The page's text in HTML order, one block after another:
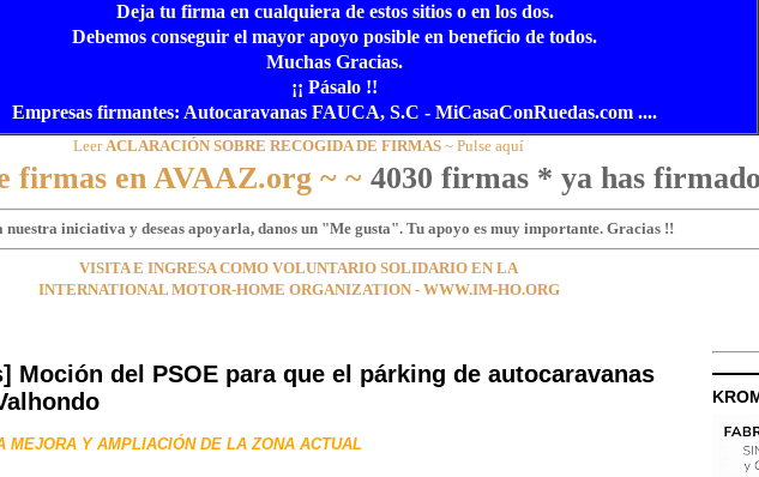
Deja tu firma en cualquiera de estos sitios o en los dos.
Debemos conseguir el mayor apoyo posible en beneficio de todos.
Muchas Gracias.
¡¡ Pásalo !!
Empresas firmantes: Autocaravanas FAUCA, S.C - MiCasaConRuedas.com ....
LeerACLARACIÓN SOBRE RECOGIDA DE FIRMAS ~ Pulse aquí
firmas en AVAAZ.org ~ ~4030 firmas * ya has
nuestra iniciativa y deseas apoyarla, danos un "Me gusta". Tu apoyo es muy importante. Gracias !!
VISITA E INGRESA COMO VOLUNTARIO SOLIDARIO EN LA
INTERNATIONAL MOTOR-HOME ORGANIZATION - WWW.IM-HO.ORG
Moción del PSOE para que el párking de autocaravanas
MEJORA Y AMPLIACIÓN DE LA ZONA ACTUAL